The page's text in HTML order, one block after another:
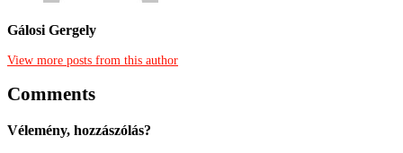
Gálosi Gergely
View more posts from this author
Comments
Vélemény, hozzászólás?